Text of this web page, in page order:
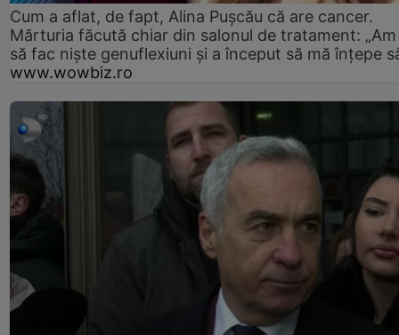
Cum a aflat, de fapt, Alina Pușcău că are cancer.
Mărturia făcută chiar din salonul de tratament:
să fac niște genuflexiuni și a început să mă înțepe
www.wowbiz.ro